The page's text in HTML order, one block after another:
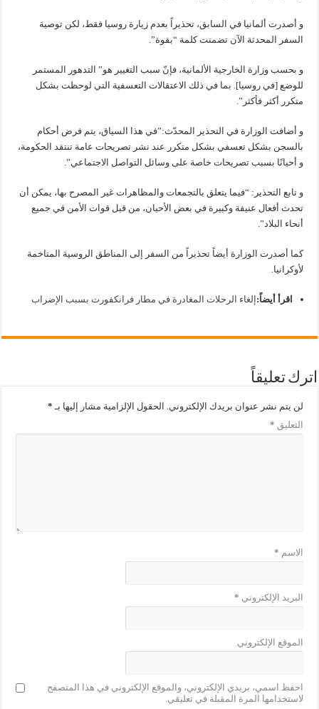
و أصدرت ألمانيا في السابق، تحذيراً بعدم زيارة روسيا فقط، لكن توصية
السفر المحدثة الآن تضمنت كلمة “بقوة”.
و بحسب وزارة الخارجية الألمانية، فإنّ سبب التغيير هو” التدهور المستمر
للوضع [في روسيا]. بما في ذلك الاعتقالات التعسفية التي لوحظت بشكل
متكرر أكثر فأكثر”.
و أضافت الوزارة في التحذير المحدّث:”في هذا السياق، يتم فرض أحكام
بالسجن بشكل تعسفي بشكل متكرر عند نشر تصريحات عامة تنتقد الحكومة،
و أحيانًا بسبب تصريحات خاصة على وسائل التواصل الاجتماعي”.
و تابع التحذير: “فيما يتعلق بالتجمعات والمظاهرات غير المصرح بها، يمكن أن
تحدث أفعال عنيفة وكبيرة في بعض الأحيان، من قبل قوات الأمن في جميع
أنحاء البلاد”.
كما أصدرت الوزارة أيضاً تحذيراً من السفر إلى المناطق الروسية المتاخمة
لأوكرانيا.
اقرأ أيضاً:إلغاء الرحلات المغادرة في مطار فرانكفورت بسبب الإضراب
اترك تعليقاً
لن يتم نشر عنوان بريدك الإلكتروني. الحقول الإلزامية مشار إليها بـ *
التعليق *
الاسم *
البريد الإلكتروني *
الموقع الإلكتروني
احفظ اسمي، بريدي الإلكتروني، والموقع الإلكتروني في هذا المتصفح
لاستخدامها المرة المقبلة في تعليقي.